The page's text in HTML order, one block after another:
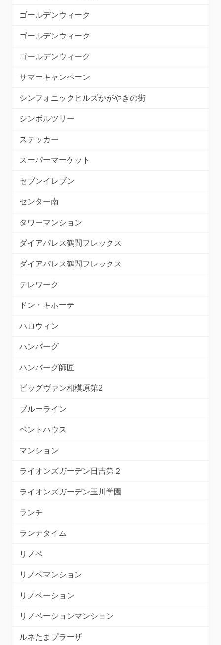
ゴールデンウィーク
ゴールデンウィーク
ゴールデンウィーク
サマーキャンペーン
シンフォニックヒルズかがやきの街
シンボルツリー
ステッカー
スーパーマーケット
セブンイレブン
センター南
タワーマンション
ダイアパレス鶴間フレックス
ダイアパレス鶴間フレックス
テレワーク
ドン・キホーテ
ハロウィン
ハンバーグ
ハンバーグ師匠
ビッグヴァン相模原第2
ブルーライン
ペントハウス
マンション
ライオンズガーデン日吉第２
ライオンズガーデン玉川学園
ランチ
ランチタイム
リノベ
リノベマンション
リノベーション
リノベーションマンション
ルネたまプラーザ